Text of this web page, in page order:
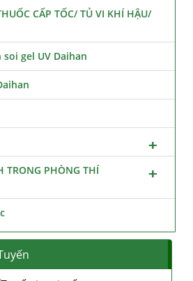
CẤP TỐC/ TỦ VI KHÍ HẬU/
soi gel UV Daihan
TRONG PHÒNG THÍ